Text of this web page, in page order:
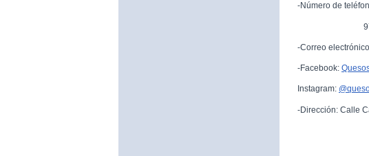
-Número de
978 700
-Correo
-Facebook:
Instagram:
-Dirección: Calle